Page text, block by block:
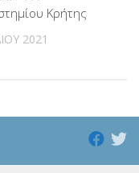
Κρήτης
2021